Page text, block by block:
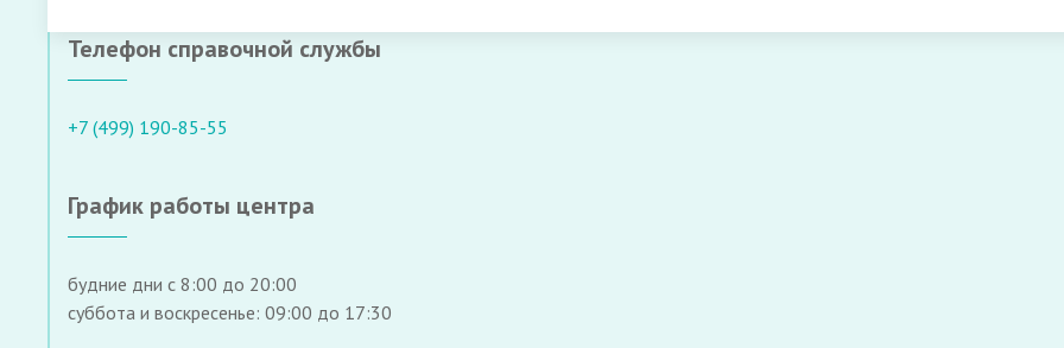
Телефон справочной службы
+7 (499) 190-85-55
График работы центра
будние дни с 8:00 до 20:00
суббота и воскресенье: 09:00 до 17:30